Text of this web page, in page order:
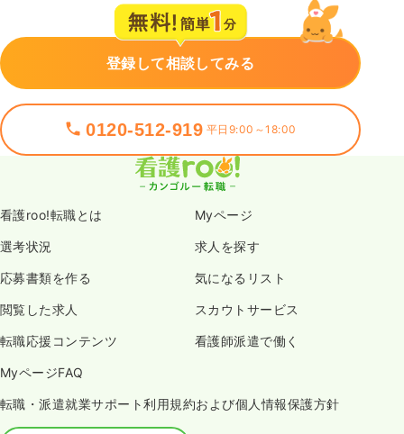
登録して相談してみる
0120-512-919 平日9:00～18:00
看護roo!転職とは Myページ
選考状況 求人を探す
応募書類を作る 気になるリスト
閲覧した求人 スカウトサービス
転職応援コンテンツ 看護師派遣で働く
MyページFAQ
転職・派遣就業サポート利用規約および個人情報保護方針